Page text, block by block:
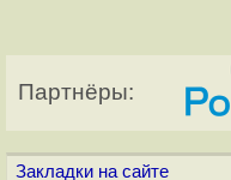
Партнёры:
Закладки на сайте